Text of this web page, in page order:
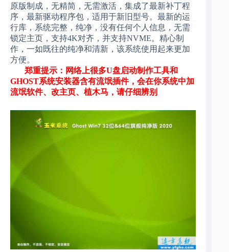
原版制成，无精简，无需激活，集成了最新补丁程
序，最新驱动程序包，适用于新旧型号。最新的运
行库，系统完整，纯净，没有任何个人信息，无需
锁定主页，支持4K对齐，并支持NVME。精心制
作，一如既往的纯净和清新，该系统使用起来更加
方便。
郑重提示：网络上很多U盘启动制作工具和
GHOST系统安装器含有流氓插件，会在你系统中加
流氓软件、改主页、植木马，请仔细辨别